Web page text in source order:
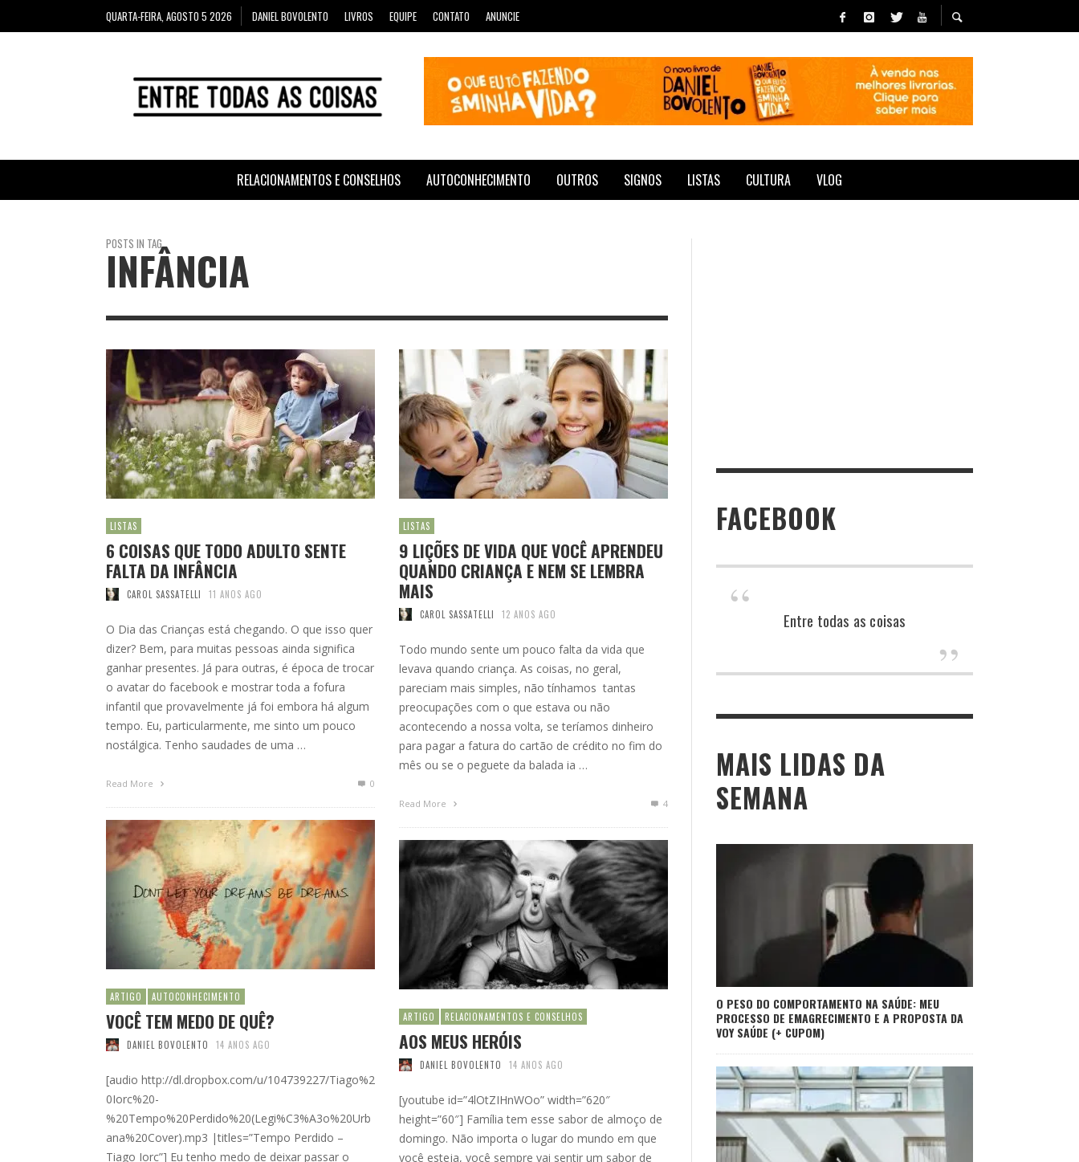
QUARTA-FEIRA, AGOSTO 5 2026 DANIEL BOVOLENTO LIVROS EQUIPE CONTATO ANUNCIE
RELACIONAMENTOS E CONSELHOS AUTOCONHECIMENTO OUTROS SIGNOS LISTAS CULTURA VLOG
POSTS IN TAG
INFÂNCIA
LISTAS
6 COISAS QUE TODO ADULTO SENTE
FALTA DA INFÂNCIA
CAROL SASSATELLI 11 ANOS AGO
O Dia das Crianças está chegando. O que isso quer
dizer? Bem, para muitas pessoas ainda significa
ganhar presentes. Já para outras, é época de trocar
o avatar do facebook e mostrar toda a fofura
infantil que provavelmente já foi embora há algum
tempo. Eu, particularmente, me sinto um pouco
nostálgica. Tenho saudades de uma …
Read More 0
LISTAS
9 LIÇÕES DE VIDA QUE VOCÊ APRENDEU
QUANDO CRIANÇA E NEM SE LEMBRA
MAIS
CAROL SASSATELLI 12 ANOS AGO
Todo mundo sente um pouco falta da vida que
levava quando criança. As coisas, no geral,
pareciam mais simples, não tínhamos tantas
preocupações com o que estava ou não
acontecendo a nossa volta, se teríamos dinheiro
para pagar a fatura do cartão de crédito no fim do
mês ou se o peguete da balada ia …
Read More 4
ARTIGO AUTOCONHECIMENTO
VOCÊ TEM MEDO DE QUÊ?
DANIEL BOVOLENTO 14 ANOS AGO
[audio http://dl.dropbox.com/u/104739227/Tiago%2
0Iorc%20-
%20Tempo%20Perdido%20(Legi%C3%A3o%20Urb
ana%20Cover).mp3 |titles=”Tempo Perdido –
Tiago Iorc”] Eu tenho medo de deixar passar o
ARTIGO RELACIONAMENTOS E CONSELHOS
AOS MEUS HERÓIS
DANIEL BOVOLENTO 14 ANOS AGO
[youtube id=”4lOtZIHnWOo” width=”620″
height=”60″] Família tem esse sabor de almoço de
domingo. Não importa o lugar do mundo em que
você esteja, você sempre vai sentir um sabor de
FACEBOOK
Entre todas as coisas
MAIS LIDAS DA
SEMANA
O PESO DO COMPORTAMENTO NA SAÚDE: MEU
PROCESSO DE EMAGRECIMENTO E A PROPOSTA DA
VOY SAÚDE (+ CUPOM)